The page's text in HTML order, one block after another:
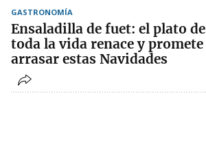
GASTRONOMÍA
Ensaladilla de fuet: el plato de
toda la vida renace y promete
arrasar estas Navidades